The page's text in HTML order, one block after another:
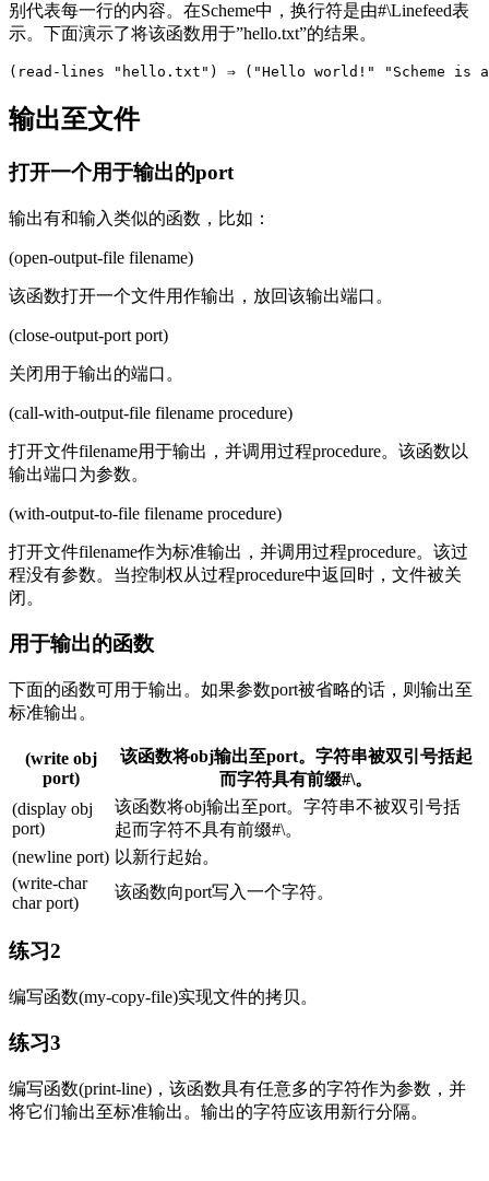
别代表每一行的内容。在Scheme中，换行符是由#\Linefeed表
示。下面演示了将该函数用于”hello.txt”的结果。
输出至文件
打开一个用于输出的port
输出有和输入类似的函数，比如：
(open-output-file filename)
该函数打开一个文件用作输出，放回该输出端口。
(close-output-port port)
关闭用于输出的端口。
(call-with-output-file filename procedure)
打开文件filename用于输出，并调用过程procedure。该函数以
输出端口为参数。
(with-output-to-file filename procedure)
打开文件filename作为标准输出，并调用过程procedure。该过
程没有参数。当控制权从过程procedure中返回时，文件被关
闭。
用于输出的函数
下面的函数可用于输出。如果参数port被省略的话，则输出至
标准输出。
(write obj
port)
该函数将obj输出至port。字符串被双引号括起
而字符具有前缀#\。
(display obj
port)
该函数将obj输出至port。字符串不被双引号括
起而字符不具有前缀#\。
(newline port) 以新行起始。
(write-char
char port)
该函数向port写入一个字符。
练习2
编写函数(my-copy-file)实现文件的拷贝。
练习3
编写函数(print-line)，该函数具有任意多的字符作为参数，并
将它们输出至标准输出。输出的字符应该用新行分隔。